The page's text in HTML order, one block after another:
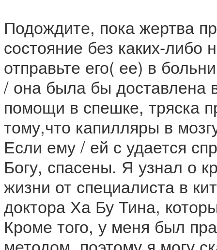
Подождите, пока жертва
состояние без каких-
отправьте его( ее) в
/ она была бы доставлена
помощи в спешке, тряска
тому,что капилляры в
Если ему / ей с удается
Богу, спасены. Я узнал о
жизни от специалиста в
доктора Ха Бу Тина,
Кроме того, у меня был